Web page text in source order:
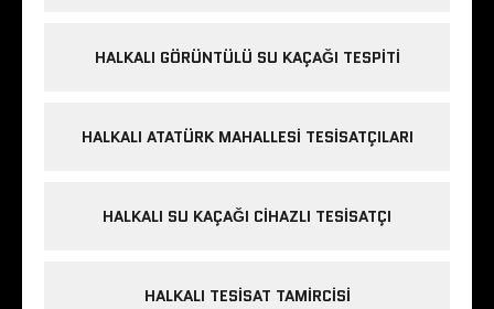
HALKALI GÖRÜNTÜLÜ SU KAÇAĞI TESPITI
HALKALI ATATÜRK MAHALLESI TESISATÇILARI
HALKALI SU KAÇAĞI CIHAZLI TESISATÇI
HALKALI TESISAT TAMIRCISI